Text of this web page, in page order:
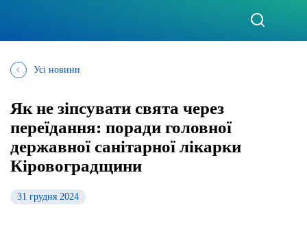
Усі новини
Як не зіпсувати свята через
переїдання: поради головної
державної санітарної лікарки
Кіровоградщини
31 грудня 2024